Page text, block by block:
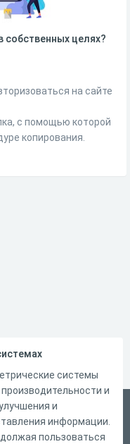
собственных целях?
на сайте
с помощью которой
копирования.
системы
и
и
информации.
пользоваться